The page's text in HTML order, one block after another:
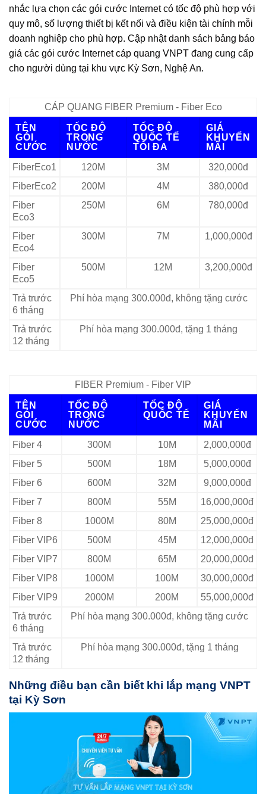
nhắc lựa chọn các gói cước Internet có tốc độ phù hợp với
quy mô, số lượng thiết bị kết nối và điều kiện tài chính mỗi
doanh nghiệp cho phù hợp. Cập nhật danh sách bảng báo
giá các gói cước Internet cáp quang VNPT đang cung cấp
cho người dùng tại khu vực Kỳ Sơn, Nghệ An.
CÁP QUANG FIBER Premium - Fiber Eco
TÊN
GÓI
CƯỚC
TỐC ĐỘ
TRONG
NƯỚC
TỐC ĐỘ
QUỐC TẾ
TỐI ĐA
GIÁ
KHUYẾN
MÃI
FiberEco1
120M 3M
320,000đ
FiberEco2
200M 4M
380,000đ
Fiber
Eco3
250M 6M 780,000đ
Fiber
Eco4
300M 7M 1,000,000đ
Fiber
Eco5
500M 12M 3,200,000đ
Trả trước
6 tháng
Phí hòa mạng 300.000đ, không tặng cước
Trả trước
12 tháng
Phí hòa mạng 300.000đ, tặng 1 tháng
FIBER Premium - Fiber VIP
TÊN
GÓI
CƯỚC
TỐC ĐỘ
TRONG
NƯỚC
TỐC ĐỘ
QUỐC TẾ
GIÁ
KHUYẾN
MÃI
Fiber 4
300M 10M
2,000,000đ
Fiber 5
500M 18M
5,000,000đ
Fiber 6
600M 32M
9,000,000đ
Fiber 7
800M 55M
16,000,000đ
Fiber 8
1000M 80M
25,000,000đ
Fiber VIP6
500M 45M
12,000,000đ
Fiber VIP7
800M 65M
20,000,000đ
Fiber VIP8
1000M 100M
30,000,000đ
Fiber VIP9
2000M 200M
55,000,000đ
Trả trước
6 tháng
Phí hòa mạng 300.000đ, không tặng cước
Trả trước
12 tháng
Phí hòa mạng 300.000đ, tặng 1 tháng
Những điều bạn cần biết khi lắp mạng VNPT
tại Kỳ Sơn